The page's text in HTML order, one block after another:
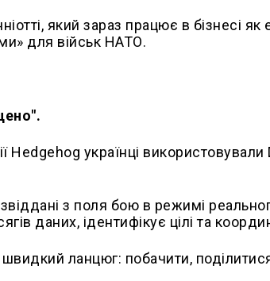
який зараз працює в бізнесі
для військ НАТО.
Hedgehog українці
з поля бою в режимі
даних, ідентифікує цілі та
ланцюг: побачити,